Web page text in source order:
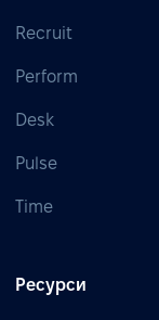
Recruit
Perform
Desk
Pulse
Time
Ресурси